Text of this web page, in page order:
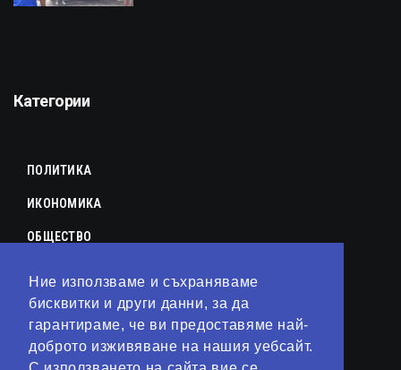
Ние използваме и съхраняваме
бисквитки и други данни, за да
гарантираме, че ви предоставяме най-
доброто изживяване на нашия уебсайт.
Категории
ПОЛИТИКА
ИКОНОМИКА
ОБЩЕСТВО
КУЛТУРА
ЛАЙФСТАЙЛ